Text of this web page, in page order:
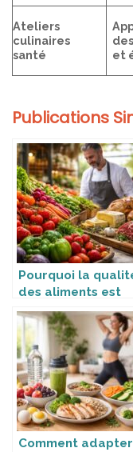
Ateliers
culinaires
santé
et
Publications
Pourquoi la
des aliments est
déterminante ?
Comment adapter